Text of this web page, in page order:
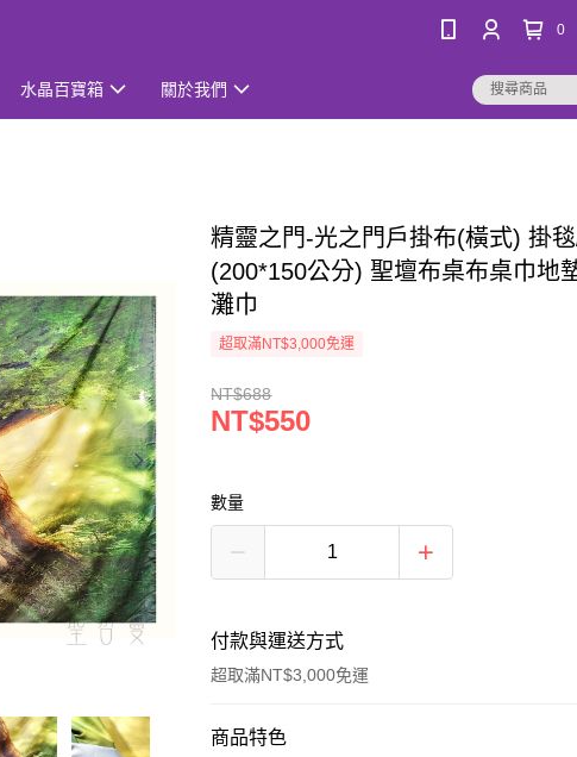
0
水晶百寶箱 關於我們
精靈之門-光之門戶掛布(橫式) 掛
(200*150公分) 聖壇布桌布桌巾地
灘巾
超取滿NT$3,000免運
NT$688
NT$550
數量
付款與運送方式
超取滿NT$3,000免運
付款方式
商品特色